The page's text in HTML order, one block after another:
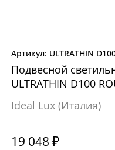
ULTRATHIN
Подвесной
ULTRATHIN D100
Ideal Lux (Италия)
19 048 ₽